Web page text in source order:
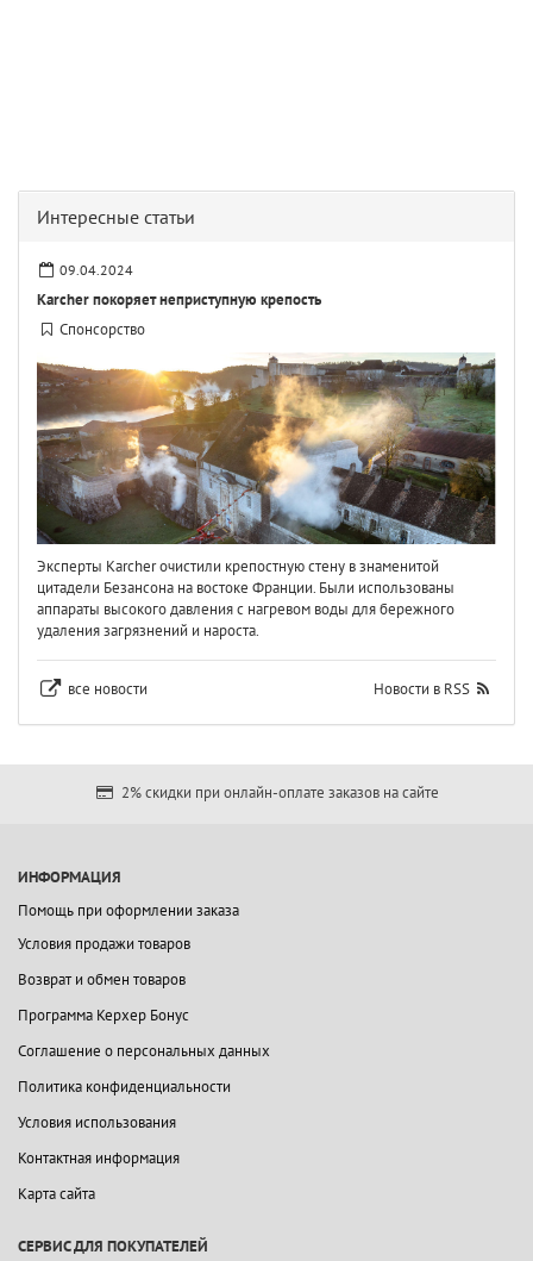
Интересные статьи
09.04.2024
Karcher покоряет неприступную крепость
Спонсорство
Эксперты Karcher очистили крепостную стену в знаменитой
цитадели Безансона на востоке Франции. Были использованы
аппараты высокого давления с нагревом воды для бережного
удаления загрязнений и нароста.
все новости Новости в RSS
2% скидки при онлайн-оплате заказов на сайте
ИНФОРМАЦИЯ
Помощь при оформлении заказа
Условия продажи товаров
Возврат и обмен товаров
Программа Керхер Бонус
Соглашение о персональных данных
Политика конфиденциальности
Условия использования
Контактная информация
Карта сайта
СЕРВИС ДЛЯ ПОКУПАТЕЛЕЙ